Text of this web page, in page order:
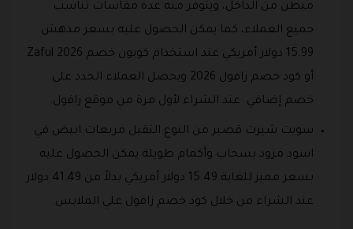
مبطن من الداخل، ويتوفر منه عدة مقاسات تناسب
جميع العملاء، كما يمكن الحصول عليه بسعر مدهش
15.99 دولار أمريكي عند استخدام كوبون خصم Zaful 2026
أو كود خصم زافول 2026 ويحصل العملاء الجدد على
خصم إضافي عند الشراء لأول مرة من موقع زافول.
سويت شيرت قصير من النوع الثقيل مربعات ابيض في
اسود مزود بسحاب وأكمام طويلة يمكن الحصول عليه
بسعر مميز للغاية 15.49 دولار أمريكي بدلاً من 41.49 دولار
عند الشراء من خلال كود خصم زافول علي الملابس.